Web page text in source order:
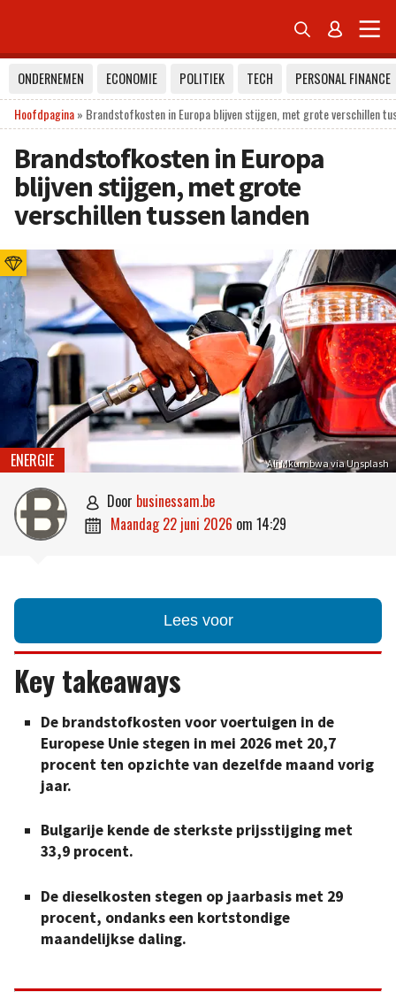
 
ONDERNEMEN ECONOMIE POLITIEK TECH
PERSONAL FINANCE
Hoofdpagina» Brandstofkosten in Europa blijven stijgen, met grote verschillen
Brandstofkosten in Europa
blijven stijgen, met grote
verschillen tussen landen
Ali Mkumbwa via Unsplash
ENERGIE
 door businessam.be
 maandag 22 juni 2026 om 14:29
Lees voor
Key takeaways
De brandstofkosten voor voertuigen in de
Europese Unie stegen in mei 2026 met 20,7
procent ten opzichte van dezelfde maand vorig
jaar.
Bulgarije kende de sterkste prijsstijging met
33,9 procent.
De dieselkosten stegen op jaarbasis met 29
procent, ondanks een kortstondige
maandelijkse daling.